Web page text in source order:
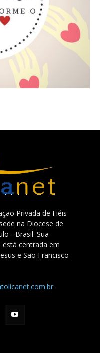
Privada de Fiéis
na Diocese de
- Brasil. Sua
está centrada em
e São Francisco